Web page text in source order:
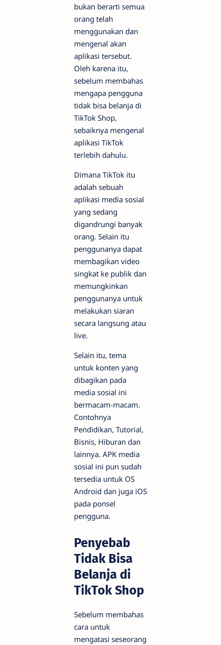
bukan berarti semua
orang telah
menggunakan dan
mengenal akan
aplikasi tersebut.
Oleh karena itu,
sebelum membahas
mengapa pengguna
tidak bisa belanja di
TikTok Shop,
sebaiknya mengenal
aplikasi TikTok
terlebih dahulu.
Dimana TikTok itu
adalah sebuah
aplikasi media sosial
yang sedang
digandrungi banyak
orang. Selain itu
penggunanya dapat
membagikan video
singkat ke publik dan
memungkinkan
penggunanya untuk
melakukan siaran
secara langsung atau
live.
Selain itu, tema
untuk konten yang
dibagikan pada
media sosial ini
bermacam-macam.
Contohnya
Pendidikan, Tutorial,
Bisnis, Hiburan dan
lainnya. APK media
sosial ini pun sudah
tersedia untuk OS
Android dan juga iOS
pada ponsel
pengguna.
Penyebab
Tidak Bisa
Belanja di
TikTok Shop
Sebelum membahas
cara untuk
mengatasi seseorang